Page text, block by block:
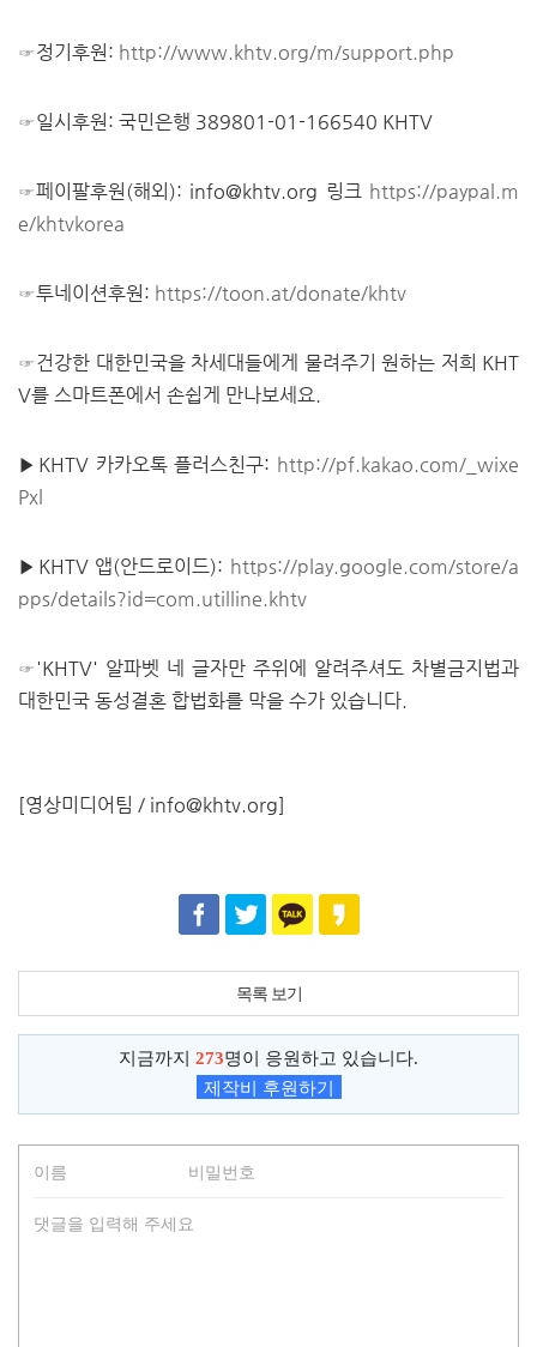
☞정기후원: http://www.khtv.org/m/support.php
☞일시후원: 국민은행 389801-01-166540 KHTV
☞페이팔후원(해외): info@khtv.org 링크 https://paypal.m
e/khtvkorea
☞투네이션후원: https://toon.at/donate/khtv
☞건강한 대한민국을 차세대들에게 물려주기 원하는 저희 KHT
V를 스마트폰에서 손쉽게 만나보세요.
▶KHTV 카카오톡 플러스친구: http://pf.kakao.com/_wixe
Pxl
▶KHTV 앱(안드로이드): https://play.google.com/store/a
pps/details?id=com.utilline.khtv
☞'KHTV' 알파벳 네 글자만 주위에 알려주셔도 차별금지법과
대한민국 동성결혼 합법화를 막을 수가 있습니다.
[영상미디어팀 / info@khtv.org]
목록 보기
지금까지 273명이 응원하고 있습니다.
제작비 후원하기